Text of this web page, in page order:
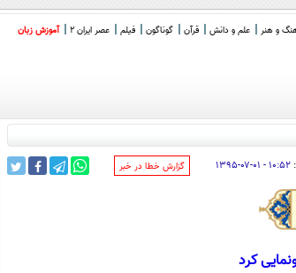
و هنر علم و دانش قرآن گوناگون فیلم عصر ایران 2 آموزش زبان
۱۰:۵۲ - ۰۱-۰۷-۱۳۹۵ ‌گزارش خطا در خبر
کرد